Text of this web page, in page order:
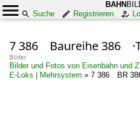
BAHN
Suche
Registrieren
7 386 Baureihe 386
Bilder
Bilder und Fotos von Eisenbahn und
E-Loks | Mehrsystem » 7 386 BR